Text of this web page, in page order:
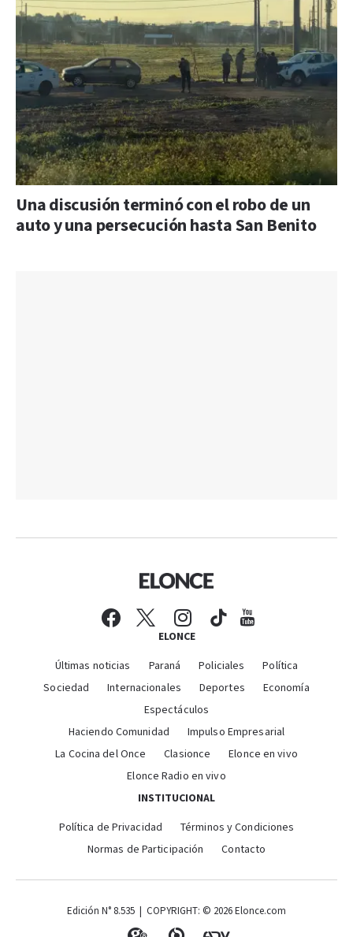
Una discusión terminó con el robo de un
auto y una persecución hasta San Benito
ELONCE
Últimas noticias Paraná Policiales
Política
Sociedad
Internacionales Deportes
Economía
Espectáculos
Haciendo Comunidad
Impulso Empresarial
La Cocina del Once
Clasionce
Elonce en vivo
Elonce Radio en vivo
INSTITUCIONAL
Política de Privacidad
Términos y Condiciones
Normas de Participación
Contacto
Edición N° 8.535 | COPYRIGHT: © 2026 Elonce.com